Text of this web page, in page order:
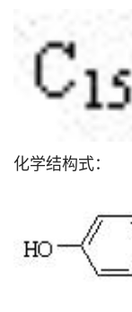
化学结构式：